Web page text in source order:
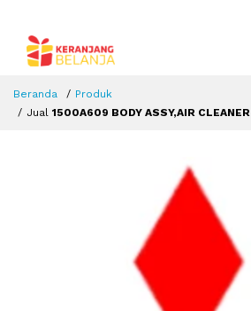
Beranda
Produk
Jual 1500A609 BODY ASSY,AIR CLEANER